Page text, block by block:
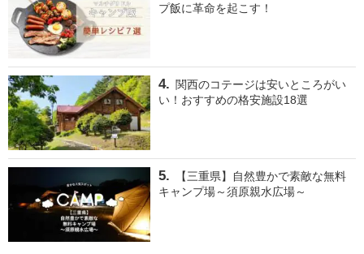
プ飯に革命を起こす！
関西のコテージは安いところがい
い！おすすめの格安施設18選
【三重県】自然豊かで素敵な無料
キャンプ場～須原親水広場～